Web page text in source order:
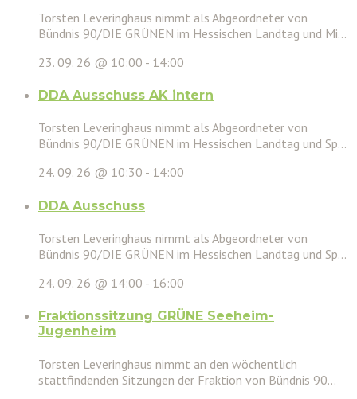
Torsten Leveringhaus nimmt als Abgeordneter von
Bündnis 90/DIE GRÜNEN im Hessischen Landtag und Mi...
23. 09. 26 @ 10:00 - 14:00
DDA Ausschuss AK intern
Torsten Leveringhaus nimmt als Abgeordneter von
Bündnis 90/DIE GRÜNEN im Hessischen Landtag und Sp...
24. 09. 26 @ 10:30 - 14:00
DDA Ausschuss
Torsten Leveringhaus nimmt als Abgeordneter von
Bündnis 90/DIE GRÜNEN im Hessischen Landtag und Sp...
24. 09. 26 @ 14:00 - 16:00
Fraktionssitzung GRÜNE Seeheim-
Jugenheim
Torsten Leveringhaus nimmt an den wöchentlich
stattfindenden Sitzungen der Fraktion von Bündnis 90...